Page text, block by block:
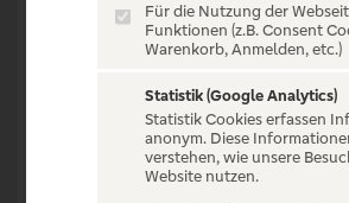
GEFUNDEN
Für die Nutzung der
Funktionen (z.B. Consent
Warenkorb, Anmelden, etc.)
Statistik (Google Analytics)
Statistik Cookies erfassen
anonym. Diese
verstehen, wie unsere
Website nutzen.